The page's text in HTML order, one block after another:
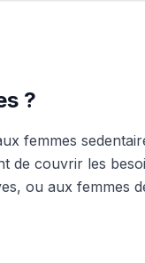
?
femmes
de couvrir les
ou aux femmes